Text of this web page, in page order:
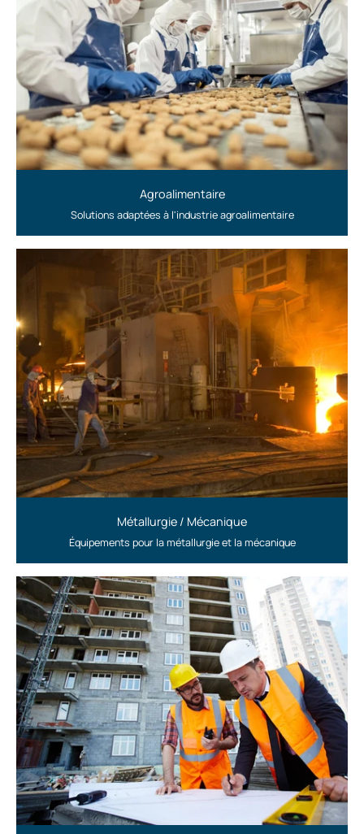
Agroalimentaire
Solutions adaptées à l'industrie agroalimentaire
Métallurgie / Mécanique
Équipements pour la métallurgie et la mécanique